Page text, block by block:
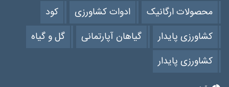
محصولات ارگانیک
ادوات کشاورزی
کود
کشاورزی پایدار
گیاهان آپارتمانی
گل و گیاه
کشاورزی پایدار